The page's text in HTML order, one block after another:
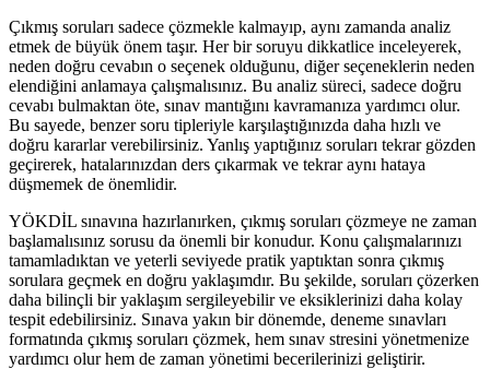
Çıkmış soruları sadece çözmekle kalmayıp, aynı zamanda analiz
etmek de büyük önem taşır. Her bir soruyu dikkatlice inceleyerek,
neden doğru cevabın o seçenek olduğunu, diğer seçeneklerin neden
elendiğini anlamaya çalışmalısınız. Bu analiz süreci, sadece doğru
cevabı bulmaktan öte, sınav mantığını kavramanıza yardımcı olur.
Bu sayede, benzer soru tipleriyle karşılaştığınızda daha hızlı ve
doğru kararlar verebilirsiniz. Yanlış yaptığınız soruları tekrar gözden
geçirerek, hatalarınızdan ders çıkarmak ve tekrar aynı hataya
düşmemek de önemlidir.
YÖKDİL sınavına hazırlanırken, çıkmış soruları çözmeye ne zaman
başlamalısınız sorusu da önemli bir konudur. Konu çalışmalarınızı
tamamladıktan ve yeterli seviyede pratik yaptıktan sonra çıkmış
sorulara geçmek en doğru yaklaşımdır. Bu şekilde, soruları çözerken
daha bilinçli bir yaklaşım sergileyebilir ve eksiklerinizi daha kolay
tespit edebilirsiniz. Sınava yakın bir dönemde, deneme sınavları
formatında çıkmış soruları çözmek, hem sınav stresini yönetmenize
yardımcı olur hem de zaman yönetimi becerilerinizi geliştirir.